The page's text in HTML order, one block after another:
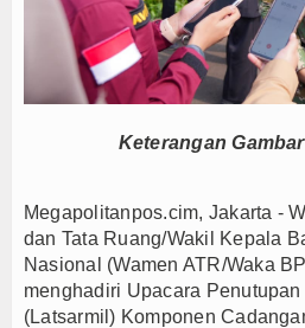
Kapolres
Munjirin Panen
PTPN I Ubah
Bupati
Persib Gagal
Bupati
Ateng Sutisna
SIAL Food &
Keterangan
Megapolitanpos.cim, Jakarta -
dan Tata Ruang/Wakil Kepala
Nasional (Wamen ATR/Waka
menghadiri Upacara
(Latsarmil) Komponen